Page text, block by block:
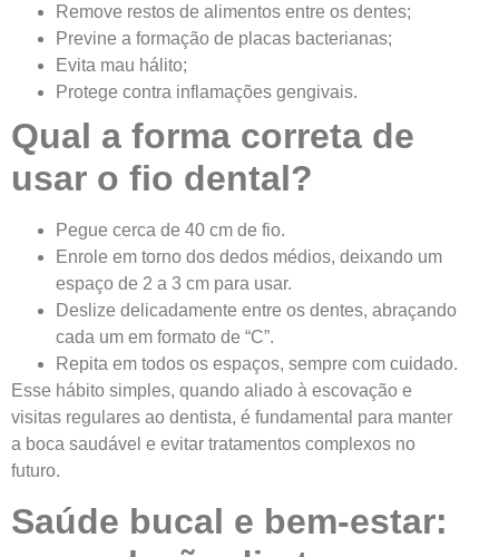
Remove restos de alimentos entre os dentes;
Previne a formação de placas bacterianas;
Evita mau hálito;
Protege contra inflamações gengivais.
Qual a forma correta de
usar o fio dental?
Pegue cerca de 40 cm de fio.
Enrole em torno dos dedos médios, deixando um
espaço de 2 a 3 cm para usar.
Deslize delicadamente entre os dentes, abraçando
cada um em formato de “C”.
Repita em todos os espaços, sempre com cuidado.
Esse hábito simples, quando aliado à escovação e
visitas regulares ao dentista, é fundamental para manter
a boca saudável e evitar tratamentos complexos no
futuro.
Saúde bucal e bem-estar: